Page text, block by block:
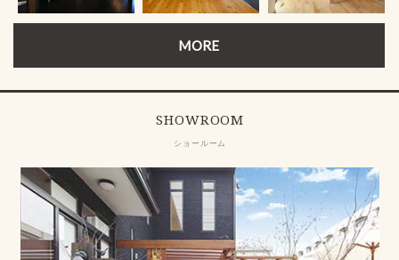
MORE
SHOWROOM
ショールーム